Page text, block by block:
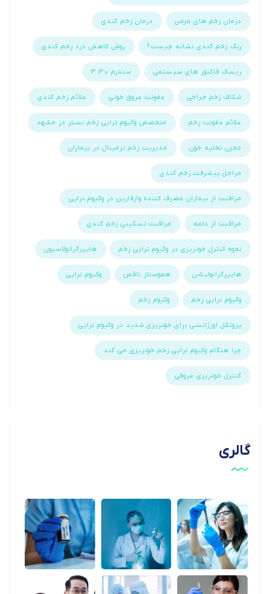
درمان زخم های مزمن درمان زخم کندی
رنگ زخم کندی نشانه چیست؟ روش کاهش درد زخم کندی
ریسک فاکتور های سیستمی سندرم 3:30
شکاف زخم جراحی عفونت عروق خونی علائم زخم کندی
علائم عفونت زخم متخصص وکیوم تراپی زخم بستر در مشهد
مخزن تخلیه خون مدیریت زخم ترمینال در بیماران
مراحل پیشرفت زخم کندی
مراقبت از بیماران مصرف کننده وارفارین در وکیوم تراپی
مراقبت از دلمه مراقبت تسکینی زخم کندی
نحوه کنترل خونریزی در وکیوم تراپی زخم هایپرگرانولاسیون
هایپرگرانولیشن هموستاز ناقص وکیوم تراپی
وکیوم تراپی زخم وکیوم زخم
پروتکل اورژانسی برای خونریزی شدید در وکیوم تراپی
چرا هنگام وکیوم تراپی زخم خونریزی می کند
کنترل خونریزی عروقی
گالری